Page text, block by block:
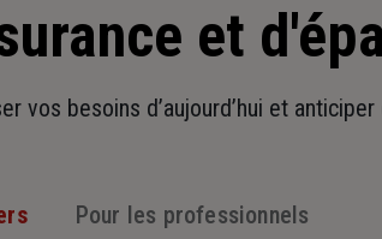
et
vos besoins d’aujourd’hui et
Pour les professionnels